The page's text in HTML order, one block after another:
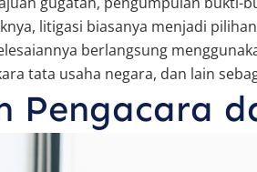
litigasi biasanya menjadi
berlangsung
tata usaha negara, dan lain
Pengacara